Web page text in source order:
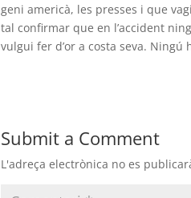
geni americà, les presses i que
tal confirmar que en l’accident
vulgui fer d’or a costa seva.
Submit a Comment
L'adreça electrònica no es